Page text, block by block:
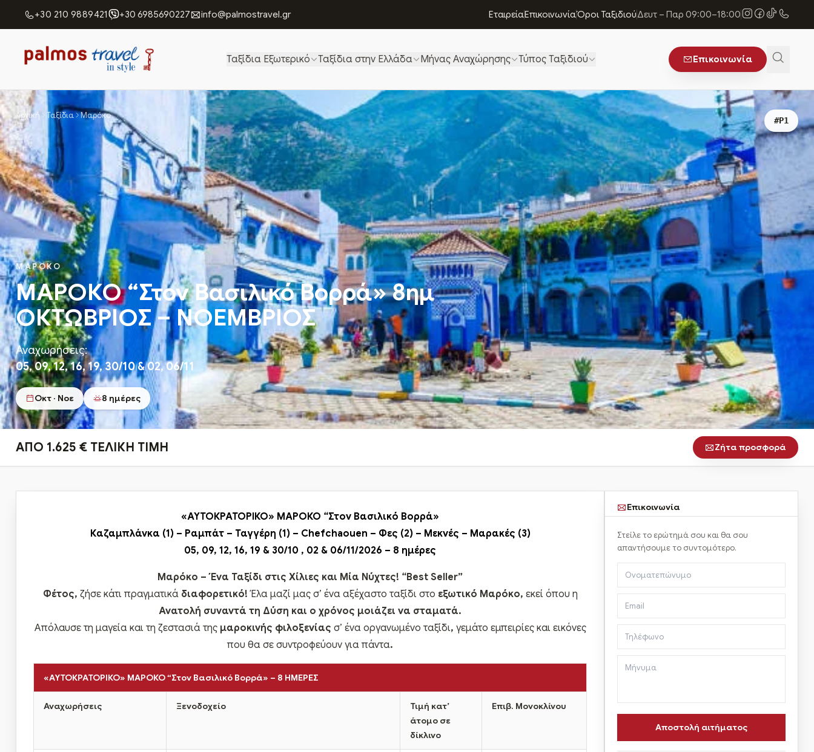
+30 210 9889421 +30 6985690227 info@palmostravel.gr ΕταιρείαΕπικοινωνίαΌροι ΤαξιδιούΔευτ – Παρ 09:00–18:00
Ταξίδια Εξωτερικό Ταξίδια στην Ελλάδα Μήνας Αναχώρησης Τύπος Ταξιδιού Επικοινωνία
Αρχική Ταξίδια Μαρόκο #P1
ΜΑΡΟΚΟ
ΜΑΡΟΚΟ “Στον Βασιλικό Βορρά» 8ημ
ΟΚΤΩΒΡΙΟΣ – ΝΟΕΜΒΡΙΟΣ
Αναχωρήσεις:
05, 09, 12, 16, 19, 30/10 & 02, 06/11
Οκτ · Νοε 8 ημέρες
ΑΠΟ 1.625 € ΤΕΛΙΚΗ ΤΙΜΗ Ζήτα προσφορά
«ΑΥΤΟΚΡΑΤΟΡΙΚΟ» ΜΑΡΟΚΟ “Στον Βασιλικό Βορρά»
Καζαμπλάνκα (1) – Ραμπάτ– Ταγγέρη (1) – Chefchaouen – Φες (2) – Μεκνές – Μαρακές (3)
05, 09, 12, 16, 19 & 30/10 , 02 & 06/11/2026 – 8 ημέρες
Μαρόκο – Ένα Ταξίδι στις Χίλιες και Μία Νύχτες! “Best Seller”
Φέτος, ζήσε κάτι πραγματικάδιαφορετικό!Έλα μαζί μας σ’ ένα αξέχαστο ταξίδι στο εξωτικό Μαρόκο, εκεί όπου η
Ανατολή συναντά τη Δύση και ο χρόνος μοιάζει να σταματά.
Απόλαυσε τη μαγεία και τη ζεστασιά τηςμαροκινής φιλοξενίας σ’ ένα οργανωμένο ταξίδι, γεμάτο εμπειρίες και εικόνες
που θα σε συντροφεύουν για πάντα.
«ΑΥΤΟΚΡΑΤΟΡΙΚΟ» ΜΑΡΟΚΟ “Στον Βασιλικό Βορρά» – 8 ΗΜΕΡΕΣ
Αναχωρήσεις Ξενοδοχείο
Τιμή κατ’
άτομο σε
δίκλινο
Επιβ. Μονοκλίνου
Επικοινωνία
Στείλε το ερώτημά σου και θα σου
απαντήσουμε το συντομότερο.